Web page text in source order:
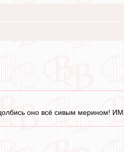
оно всё сивым мерином!